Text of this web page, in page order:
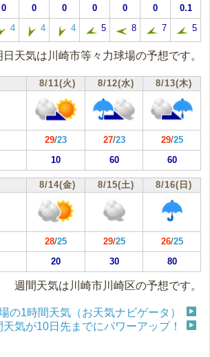
0 0 0 0 0 0 0.1
4 4 4 5 8 7 5
日天気は川崎市等々力球場の予想です。
8/11(火) 8/12(水) 8/13(木)
29/23 27/23 29/25
10 60 60
8/14(金) 8/15(土) 8/16(日)
28/25 29/25 26/25
20 30 80
週間天気は川崎市川崎区の予想です。
の1時間天気（お天気ナビゲータ）
天気が10日先までにパワーアップ！